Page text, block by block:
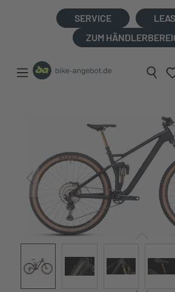
SERVICE
ZUM
Bildergalerie überspringen